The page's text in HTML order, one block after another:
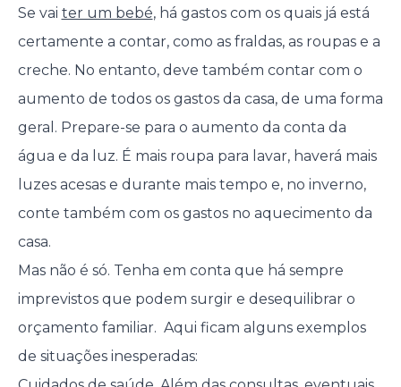
Se vai ter um bebé, há gastos com os quais já está
certamente a contar, como as fraldas, as roupas e a
creche. No entanto, deve também contar com o
aumento de todos os gastos da casa, de uma forma
geral. Prepare-se para o aumento da conta da
água e da luz. É mais roupa para lavar, haverá mais
luzes acesas e durante mais tempo e, no inverno,
conte também com os gastos no aquecimento da
casa.
Mas não é só. Tenha em conta que há sempre
imprevistos que podem surgir e desequilibrar o
orçamento familiar. Aqui ficam alguns exemplos
de situações inesperadas: